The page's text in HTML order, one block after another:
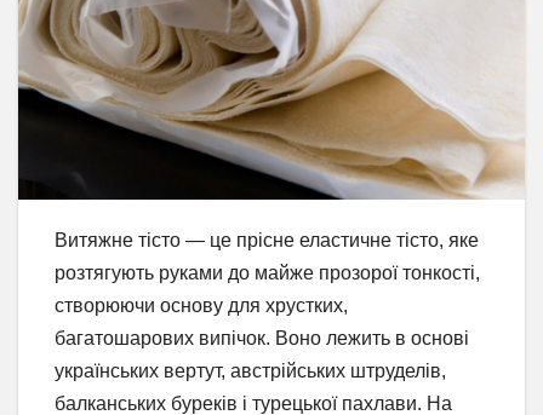
Витяжне тісто — це прісне еластичне тісто, яке
розтягують руками до майже прозорої тонкості,
створюючи основу для хрустких,
багатошарових випічок. Воно лежить в основі
українських вертут, австрійських штруделів,
балканських буреків і турецької пахлави. На